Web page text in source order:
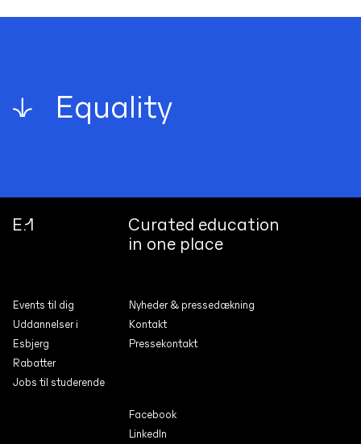
↓ Enthusiasm
E.1
Curated education
in one place
Events til dig
Uddannelser i
Esbjerg
Rabatter
Jobs til studerende
Nyheder & pressedæk­ning
Kontakt
Pressekontakt
Facebook
LinkedIn